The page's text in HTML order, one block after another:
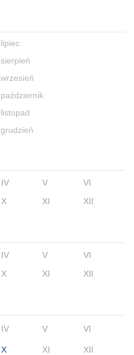
lipiec
sierpień
wrzesień
październik
listopad
grudzień
IV V
VI
X XI XII
IV V
VI
X XI XII
IV V VI
X XI XII